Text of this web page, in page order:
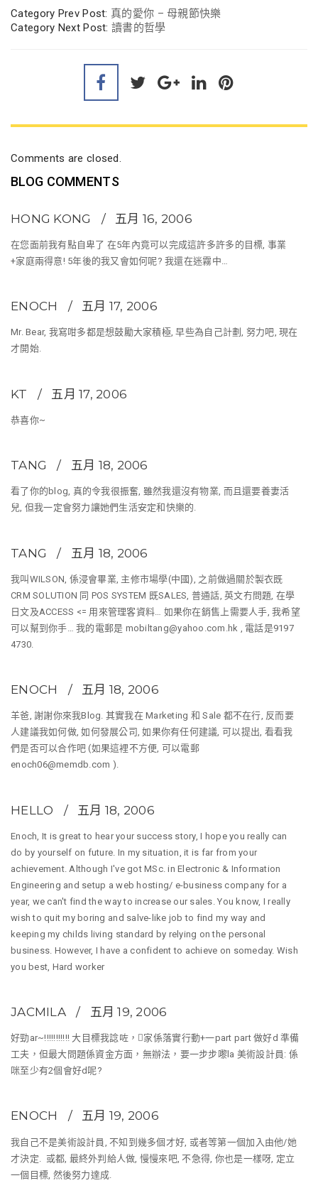
Category Prev Post:真的愛你 – 母親節快樂
Category Next Post:讀書的哲學
Comments are closed.
BLOG COMMENTS
HONG KONG 五月 16, 2006
在您面前我有點自卑了 在5年內竟可以完成這許多許多的目標, 事業
+家庭兩得意! 5年後的我又會如何呢? 我還在迷霧中…
ENOCH 五月 17, 2006
Mr. Bear, 我寫咁多都是想鼓勵大家積極, 早些為自己計劃, 努力吧, 現在
才開始.
KT 五月 17, 2006
恭喜你~
TANG 五月 18, 2006
看了你的blog, 真的令我很振奮, 雖然我還沒有物業, 而且還要養妻活
兒, 但我一定會努力讓她們生活安定和快樂的.
TANG 五月 18, 2006
我叫WILSON, 係浸會畢業, 主修市場學(中國), 之前做過關於製衣既
CRM SOLUTION 同 POS SYSTEM 既SALES, 普通話, 英文冇問題, 在學
日文及ACCESS <= 用來管理客資料… 如果你在銷售上需要人手, 我希望
可以幫到你手… 我的電郵是 mobiltang@yahoo.com.hk , 電話是9197
4730.
ENOCH 五月 18, 2006
羊爸, 謝謝你來我Blog. 其實我在 Marketing 和 Sale 都不在行, 反而要
人建議我如何做, 如何發展公司, 如果你有任何建議, 可以提出, 看看我
們是否可以合作吧 (如果這裡不方便, 可以電郵
enoch06@memdb.com ).
HELLO 五月 18, 2006
Enoch, It is great to hear your success story, I hope you really can
do by yourself on future. In my situation, it is far from your
achievement. Although I've got MSc. in Electronic & Information
Engineering and setup a web hosting/ e-business company for a
year, we can't find the way to increase our sales. You know, I really
wish to quit my boring and salve-like job to find my way and
keeping my childs living standard by relying on the personal
business. However, I have a confident to achieve on someday. Wish
you best, Hard worker
JACMILA 五月 19, 2006
好勁ar~!!!!!!!!!!! 大目標我諗咗，家係落實行動+一part part 做好d 準備
工夫，但最大問題係資金方面，無辦法，要一步步嚟la 美術設計員: 係
咪至少有2個會好d呢?
ENOCH 五月 19, 2006
我自己不是美術設計員, 不知到幾多個才好, 或者等第一個加入由他/她
才決定. 或都, 最終外判給人做, 慢慢來吧, 不急得, 你也是一樣呀, 定立
一個目標, 然後努力達成.